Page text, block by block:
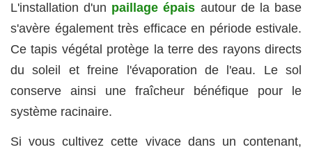
L'installation d'un paillage épais autour de la base
s'avère également très efficace en période estivale.
Ce tapis végétal protège la terre des rayons directs
du soleil et freine l'évaporation de l'eau. Le sol
conserve ainsi une fraîcheur bénéfique pour le
système racinaire.
Si vous cultivez cette vivace dans un contenant,